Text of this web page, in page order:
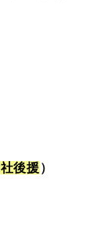
社後援）